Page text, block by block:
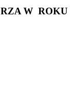
W ROKU